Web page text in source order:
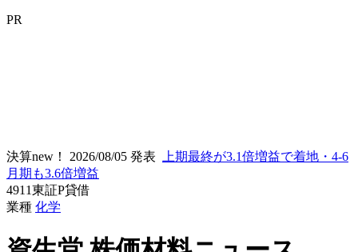
PR
決算new！ 2026/08/05 発表
上期最終が3.1倍増益で着地・4-6
月期も3.6倍増益
4911東証P貸借
業種 化学